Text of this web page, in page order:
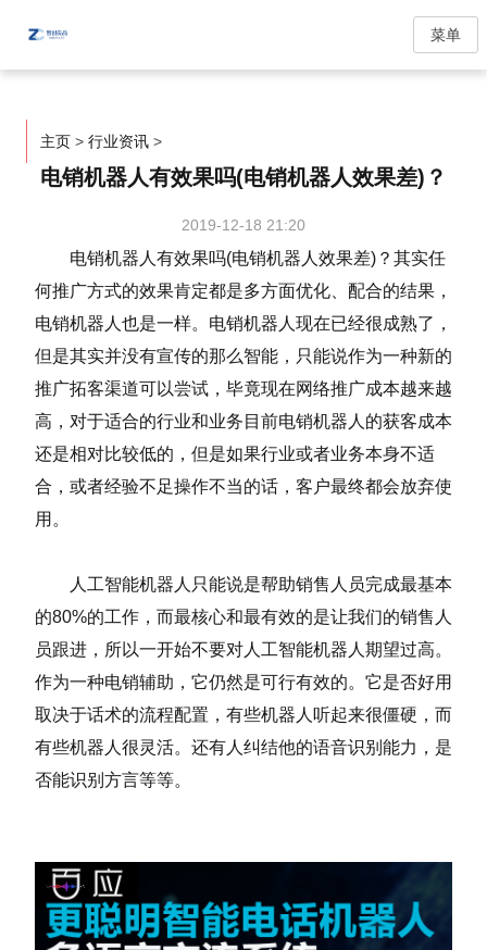
菜单
主页 > 行业资讯 >
电销机器人有效果吗(电销机器人效果差)？
2019-12-18 21:20
电销机器人有效果吗(电销机器人效果差)？其实任
何推广方式的效果肯定都是多方面优化、配合的结果，
电销机器人也是一样。电销机器人现在已经很成熟了，
但是其实并没有宣传的那么智能，只能说作为一种新的
推广拓客渠道可以尝试，毕竟现在网络推广成本越来越
高，对于适合的行业和业务目前电销机器人的获客成本
还是相对比较低的，但是如果行业或者业务本身不适
合，或者经验不足操作不当的话，客户最终都会放弃使
用。
人工智能机器人只能说是帮助销售人员完成最基本
的80%的工作，而最核心和最有效的是让我们的销售人
员跟进，所以一开始不要对人工智能机器人期望过高。
作为一种电销辅助，它仍然是可行有效的。它是否好用
取决于话术的流程配置，有些机器人听起来很僵硬，而
有些机器人很灵活。还有人纠结他的语音识别能力，是
否能识别方言等等。